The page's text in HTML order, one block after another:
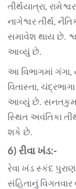
તીર્થયાત્રા,
નાગેશ્વર તીર્થ,
સમાવેશ થાય છે.
આવ્યું છે.
આ વિભાગમાં ગંગા,
વિતાસ્તા,
આવ્યું છે.
સ્થિત અવંતિકા
શકે છે.
6) રીવાખંડ:-
રેવા ખંડ સ્કંદ
સંહિતાનું